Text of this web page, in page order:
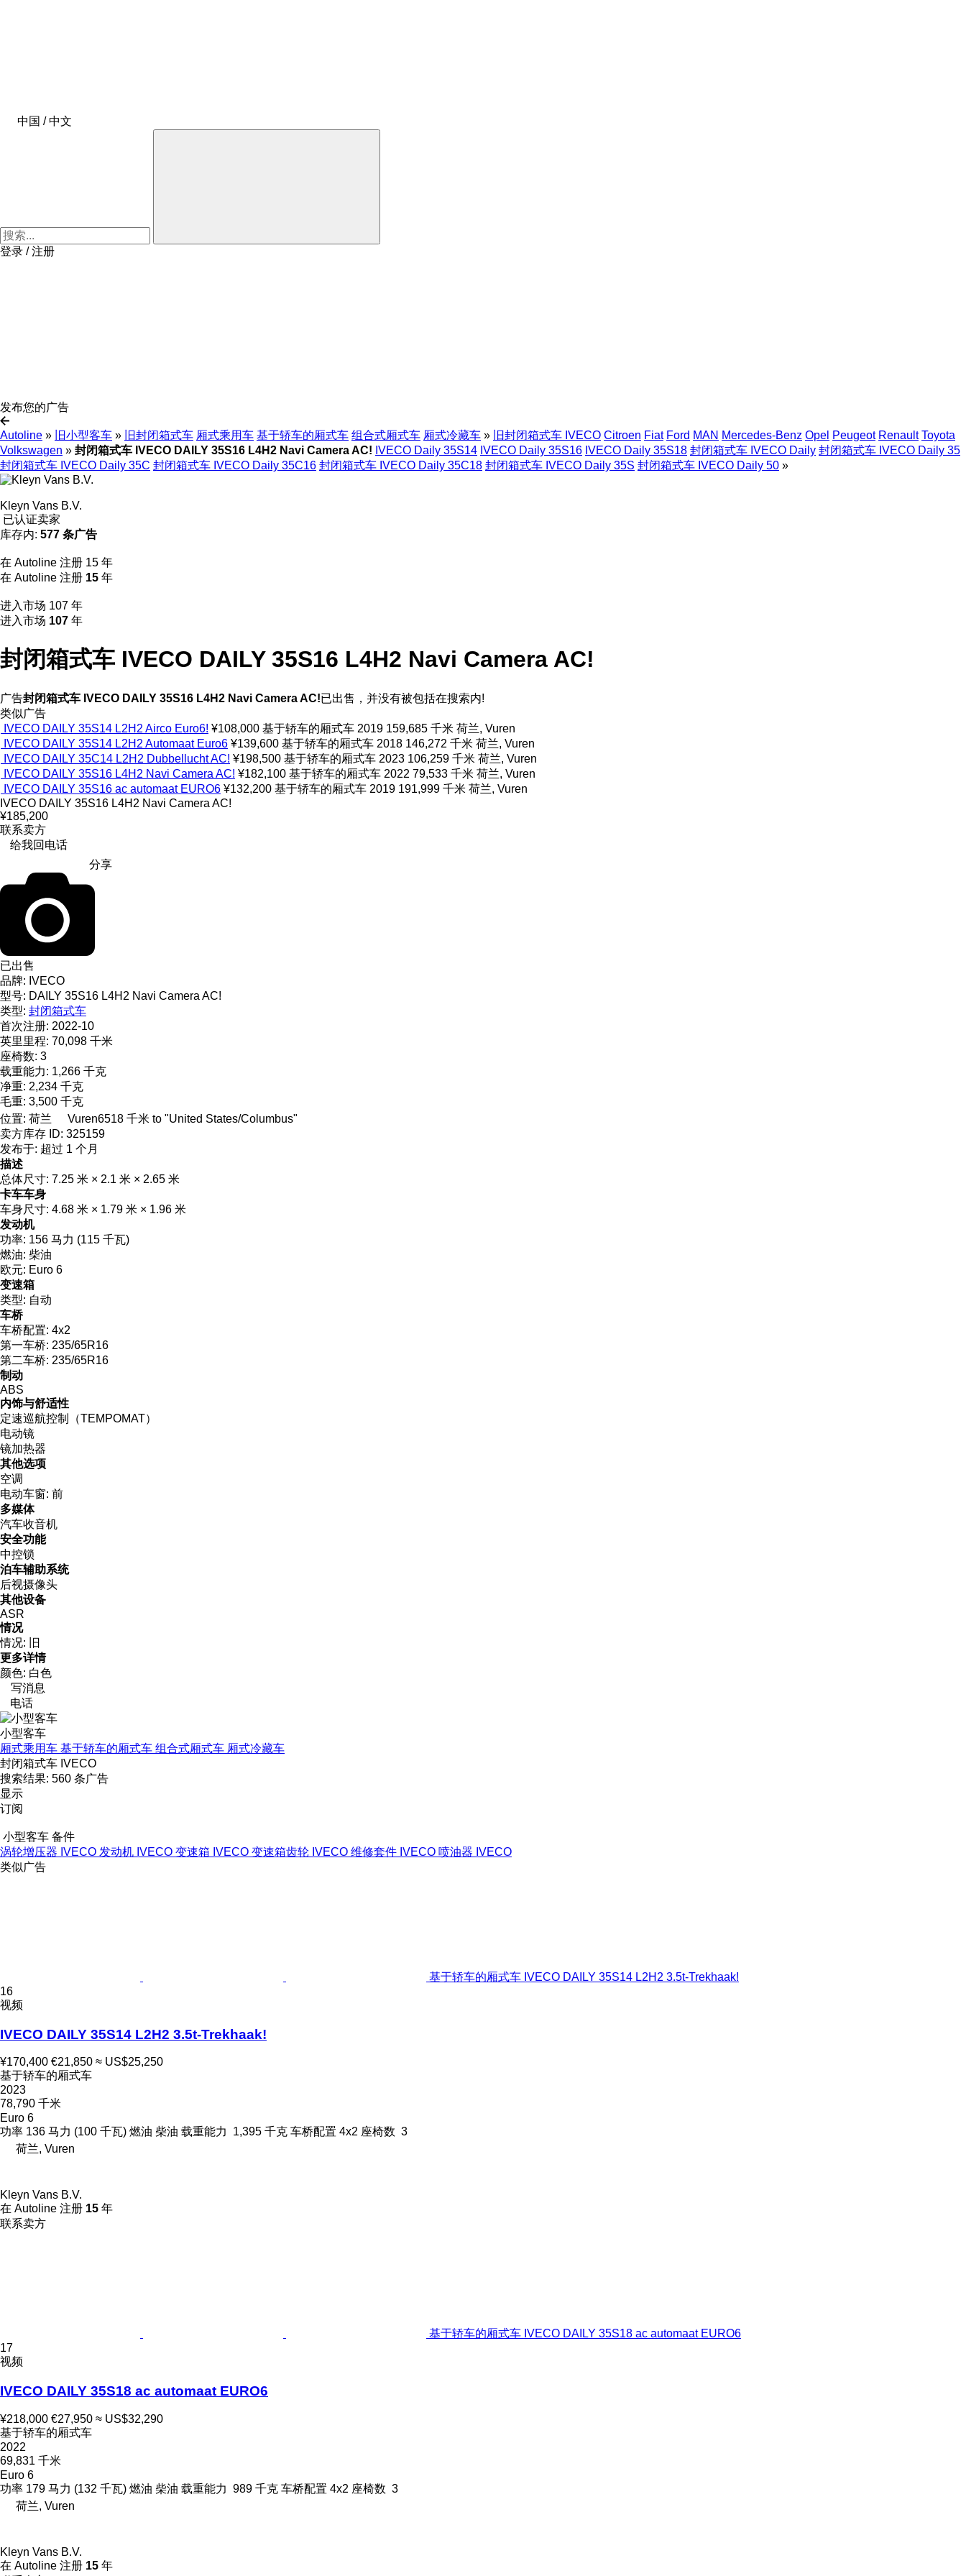
中国 / 中文
登录 / 注册
发布您的广告
Autoline » 旧小型客车 » 旧封闭箱式车 厢式乘用车 基于轿车的厢式车 组合式厢式车 厢式冷藏车 » 旧封闭箱式车 IVECO Citroen Fiat Ford MAN Mercedes-Benz Opel Peugeot Renault Toyota
Volkswagen » 封闭箱式车 IVECO DAILY 35S16 L4H2 Navi Camera AC! IVECO Daily 35S14 IVECO Daily 35S16 IVECO Daily 35S18 封闭箱式车 IVECO Daily 封闭箱式车 IVECO Daily 35
封闭箱式车 IVECO Daily 35C 封闭箱式车 IVECO Daily 35C16 封闭箱式车 IVECO Daily 35C18 封闭箱式车 IVECO Daily 35S 封闭箱式车 IVECO Daily 50 »
Kleyn Vans B.V.
已认证卖家
库存内: 577 条广告
在 Autoline 注册 15 年
在 Autoline 注册 15 年
进入市场 107 年
进入市场 107 年
封闭箱式车 IVECO DAILY 35S16 L4H2 Navi Camera AC!
广告封闭箱式车 IVECO DAILY 35S16 L4H2 Navi Camera AC!已出售，并没有被包括在搜索内!
类似广告
IVECO DAILY 35S14 L2H2 Airco Euro6! ¥108,000 基于轿车的厢式车 2019 159,685 千米 荷兰, Vuren
IVECO DAILY 35S14 L2H2 Automaat Euro6 ¥139,600 基于轿车的厢式车 2018 146,272 千米 荷兰, Vuren
IVECO DAILY 35C14 L2H2 Dubbellucht AC! ¥198,500 基于轿车的厢式车 2023 106,259 千米 荷兰, Vuren
IVECO DAILY 35S16 L4H2 Navi Camera AC! ¥182,100 基于轿车的厢式车 2022 79,533 千米 荷兰, Vuren
IVECO DAILY 35S16 ac automaat EURO6 ¥132,200 基于轿车的厢式车 2019 191,999 千米 荷兰, Vuren
IVECO DAILY 35S16 L4H2 Navi Camera AC!
¥185,200
联系卖方
给我回电话
分享
已出售
品牌: IVECO
型号: DAILY 35S16 L4H2 Navi Camera AC!
类型: 封闭箱式车
首次注册: 2022-10
英里里程: 70,098 千米
座椅数: 3
载重能力: 1,266 千克
净重: 2,234 千克
毛重: 3,500 千克
位置: 荷兰 Vuren6518 千米 to "United States/Columbus"
卖方库存 ID: 325159
发布于: 超过 1 个月
描述
总体尺寸: 7.25 米 × 2.1 米 × 2.65 米
卡车车身
车身尺寸: 4.68 米 × 1.79 米 × 1.96 米
发动机
功率: 156 马力 (115 千瓦)
燃油: 柴油
欧元: Euro 6
变速箱
类型: 自动
车桥
车桥配置: 4x2
第一车桥: 235/65R16
第二车桥: 235/65R16
制动
ABS
内饰与舒适性
定速巡航控制（TEMPOMAT）
电动镜
镜加热器
其他选项
空调
电动车窗: 前
多媒体
汽车收音机
安全功能
中控锁
泊车辅助系统
后视摄像头
其他设备
ASR
情况
情况:
旧
更多详情
颜色: 白色
写消息
电话
小型客车
厢式乘用车 基于轿车的厢式车 组合式厢式车 厢式冷藏车
封闭箱式车 IVECO
搜索结果: 560 条广告
显示
订阅
小型客车 备件
涡轮增压器 IVECO 发动机 IVECO 变速箱 IVECO 变速箱齿轮 IVECO 维修套件 IVECO 喷油器 IVECO
类似广告
基于轿车的厢式车 IVECO DAILY 35S14 L2H2 3.5t-Trekhaak!
16
视频
IVECO DAILY 35S14 L2H2 3.5t-Trekhaak!
¥170,400 €21,850 ≈ US$25,250
基于轿车的厢式车
2023
78,790 千米
Euro 6
功率 136 马力 (100 千瓦) 燃油 柴油 载重能力 1,395 千克 车桥配置 4x2 座椅数 3
荷兰, Vuren
Kleyn Vans B.V.
在 Autoline 注册 15 年
联系卖方
基于轿车的厢式车 IVECO DAILY 35S18 ac automaat EURO6
17
视频
IVECO DAILY 35S18 ac automaat EURO6
¥218,000 €27,950 ≈ US$32,290
基于轿车的厢式车
2022
69,831 千米
Euro 6
功率 179 马力 (132 千瓦) 燃油 柴油 载重能力 989 千克 车桥配置 4x2 座椅数 3
荷兰, Vuren
Kleyn Vans B.V.
在 Autoline 注册 15 年